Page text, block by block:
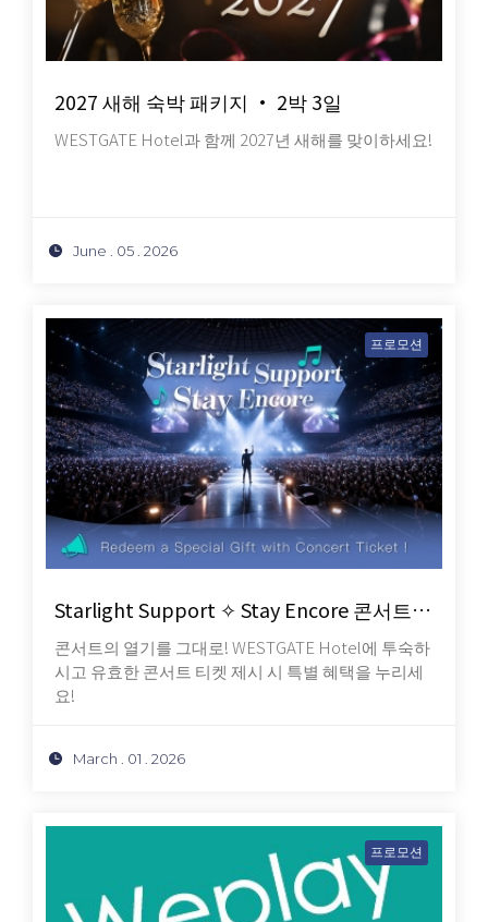
2027 새해 숙박 패키지 · 2박 3일
WESTGATE Hotel과 함께 2027년 새해를 맞이하세요!
June . 05 . 2026
프로모션
Starlight Support ✧ Stay Encore 콘서트 티켓 제시 시 특별 기념품을 증정합니다
콘서트의 열기를 그대로! WESTGATE Hotel에 투숙하
시고 유효한 콘서트 티켓 제시 시 특별 혜택을 누리세
요!
March . 01 . 2026
프로모션